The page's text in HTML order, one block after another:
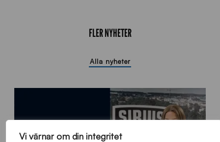
Vi värnar om din integritet
FLER NYHETER
Alla nyheter